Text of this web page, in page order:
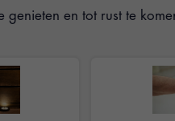
en tot rust te